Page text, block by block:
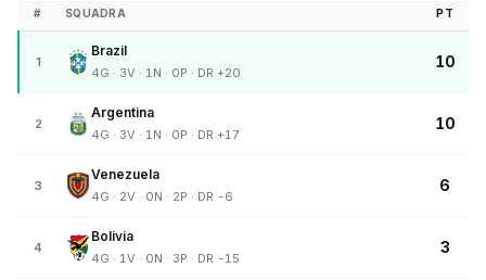
# SQUADRA PT
1
Brazil
4G · 3V · 1N · 0P · DR +20
10
2
Argentina
4G · 3V · 1N · 0P · DR +17
10
3
Venezuela
4G · 2V · 0N · 2P · DR -6
6
4
Bolivia
4G · 1V · 0N · 3P · DR -15
3